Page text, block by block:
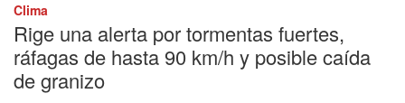
Clima
Rige una alerta por tormentas fuertes,
ráfagas de hasta 90 km/h y posible caída
de granizo